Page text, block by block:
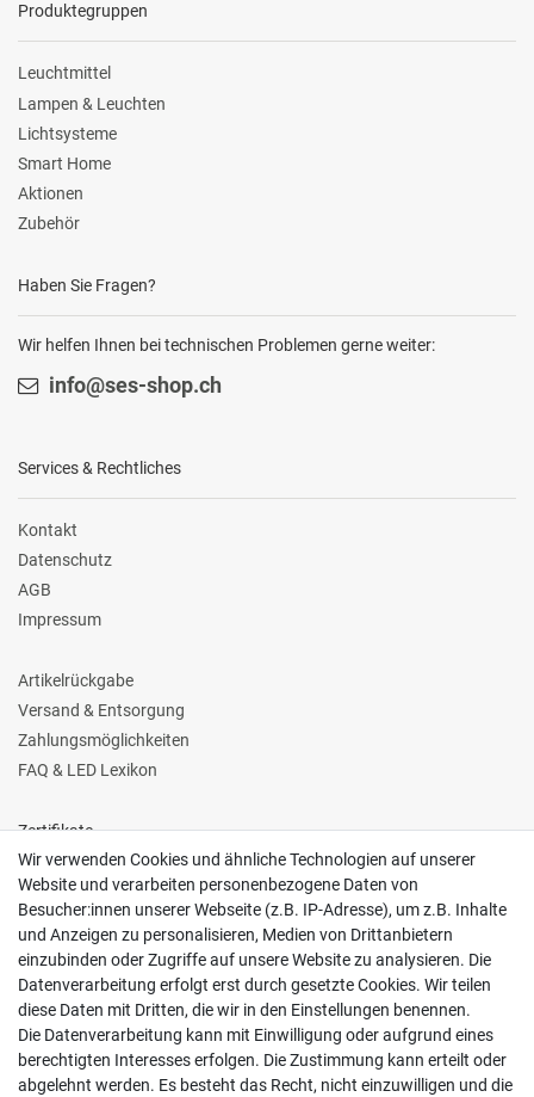
Produktegruppen
Leuchtmittel
Lampen & Leuchten
Lichtsysteme
Smart Home
Aktionen
Zubehör
Haben Sie Fragen?
Wir helfen Ihnen bei technischen Problemen gerne weiter:
info@ses-shop.ch
Services & Rechtliches
Kontakt
Datenschutz
AGB
Impressum
Artikelrückgabe
Versand & Entsorgung
Zahlungsmöglichkeiten
FAQ & LED Lexikon
Zertifikate
Wir verwenden Cookies und ähnliche Technologien auf unserer
Website und verarbeiten personenbezogene Daten von
Besucher:innen unserer Webseite (z.B. IP-Adresse), um z.B. Inhalte
und Anzeigen zu personalisieren, Medien von Drittanbietern
einzubinden oder Zugriffe auf unsere Website zu analysieren. Die
Datenverarbeitung erfolgt erst durch gesetzte Cookies. Wir teilen
diese Daten mit Dritten, die wir in den Einstellungen benennen.
Die Datenverarbeitung kann mit Einwilligung oder aufgrund eines
berechtigten Interesses erfolgen. Die Zustimmung kann erteilt oder
abgelehnt werden. Es besteht das Recht, nicht einzuwilligen und die